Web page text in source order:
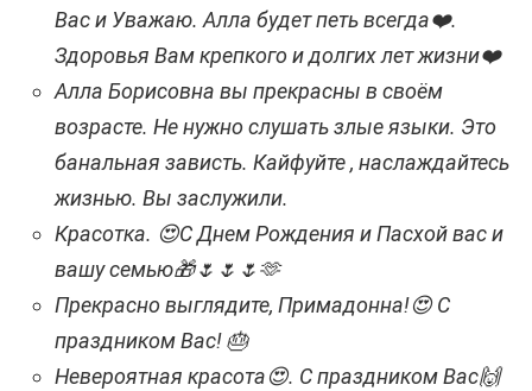
Вас и Уважаю. Алла будет петь всегда❤️.
Здоровья Вам крепкого и долгих лет жизни❤️
Алла Борисовна вы прекрасны в своём
возрасте. Не нужно слушать злые языки. Это
банальная зависть. Кайфуйте , наслаждайтесь
жизнью. Вы заслужили.
Красотка. 😍С Днем Рождения и Пасхой вас и
вашу семью🎁🌷🌷🌷🫶
Прекрасно выглядите, Примадонна!😍 С
праздником Вас! 🎂
Невероятная красота😍. С праздником Вас🙌